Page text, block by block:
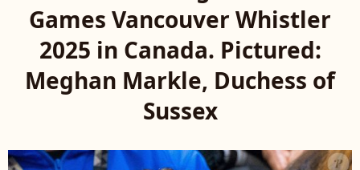
Games Vancouver Whistler
2025 in Canada. Pictured:
Meghan Markle, Duchess of
Sussex